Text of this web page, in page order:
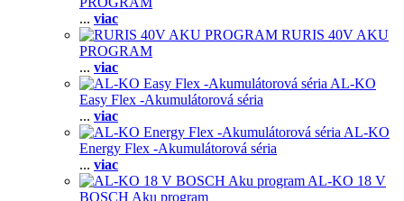
... viac
RURIS 40V AKU
PROGRAM
... viac
AL-KO
Easy Flex -Akumulátorová séria
... viac
AL-KO
Energy Flex -Akumulátorová séria
... viac
AL-KO 18 V
BOSCH Aku program